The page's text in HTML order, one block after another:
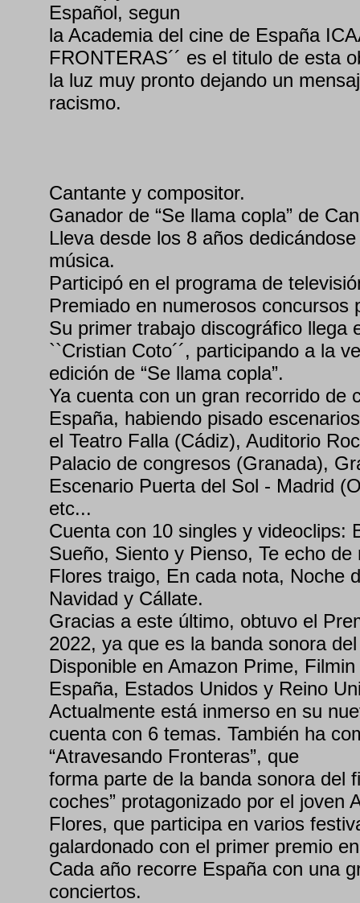
Español, segun
la Academia del cine de España
FRONTERAS´´ es el titulo de esta
la luz muy pronto dejando un
racismo.
Cantante y compositor.
Ganador de “Se llama copla” de
Lleva desde los 8 años
música.
Participó en el programa de
Premiado en numerosos concursos
Su primer trabajo discográfico llega
``Cristian Coto´´, participando a la
edición de “Se llama copla”.
Ya cuenta con un gran recorrido de
España, habiendo pisado
el Teatro Falla (Cádiz), Auditorio
Palacio de congresos (Granada),
Escenario Puerta del Sol - Madrid
etc...
Cuenta con 10 singles y videoclips:
Sueño, Siento y Pienso, Te echo de
Flores traigo, En cada nota, Noche
Navidad y Cállate.
Gracias a este último, obtuvo el
2022, ya que es la banda sonora
Disponible en Amazon Prime,
España, Estados Unidos y Reino
Actualmente está inmerso en su
cuenta con 6 temas. También ha
“Atravesando Fronteras”, que
forma parte de la banda sonora del
coches” protagonizado por el joven
Flores, que participa en varios
galardonado con el primer premio
Cada año recorre España con una
conciertos.